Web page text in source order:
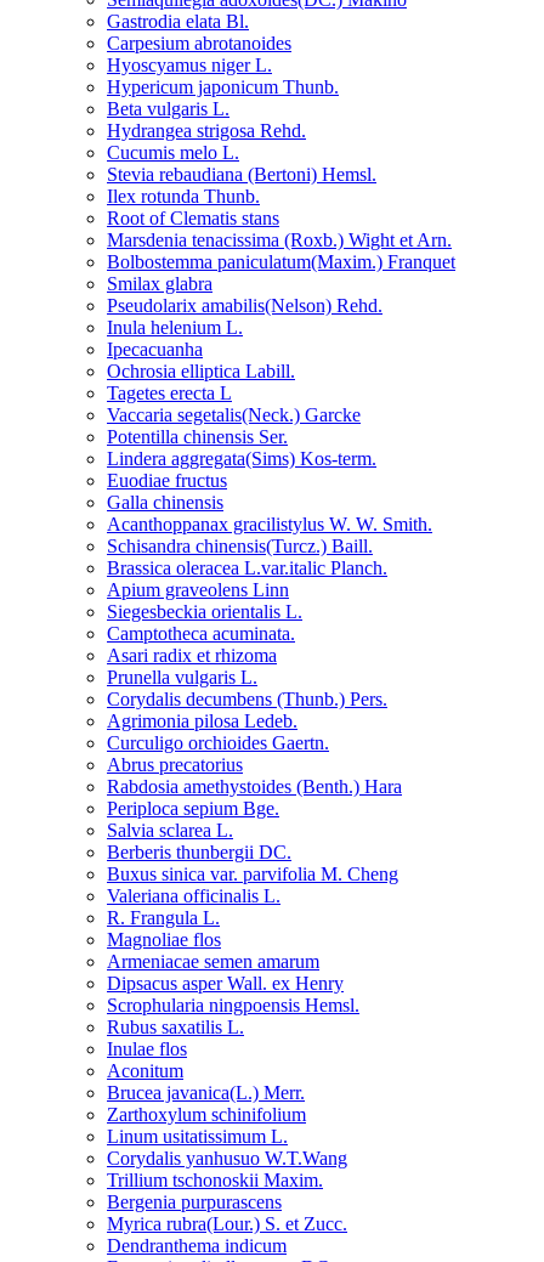
Gastrodia elata Bl.
Carpesium abrotanoides
Hyoscyamus niger L.
Hypericum japonicum Thunb.
Beta vulgaris L.
Hydrangea strigosa Rehd.
Cucumis melo L.
Stevia rebaudiana (Bertoni) Hemsl.
Ilex rotunda Thunb.
Root of Clematis stans
Marsdenia tenacissima (Roxb.) Wight et Arn.
Bolbostemma paniculatum(Maxim.) Franquet
Smilax glabra
Pseudolarix amabilis(Nelson) Rehd.
Inula helenium L.
Ipecacuanha
Ochrosia elliptica Labill.
Tagetes erecta L
Vaccaria segetalis(Neck.) Garcke
Potentilla chinensis Ser.
Lindera aggregata(Sims) Kos-term.
Euodiae fructus
Galla chinensis
Acanthoppanax gracilistylus W. W. Smith.
Schisandra chinensis(Turcz.) Baill.
Brassica oleracea L.var.italic Planch.
Apium graveolens Linn
Siegesbeckia orientalis L.
Camptotheca acuminata.
Asari radix et rhizoma
Prunella vulgaris L.
Corydalis decumbens (Thunb.) Pers.
Agrimonia pilosa Ledeb.
Curculigo orchioides Gaertn.
Abrus precatorius
Rabdosia amethystoides (Benth.) Hara
Periploca sepium Bge.
Salvia sclarea L.
Berberis thunbergii DC.
Buxus sinica var. parvifolia M. Cheng
Valeriana officinalis L.
R. Frangula L.
Magnoliae flos
Armeniacae semen amarum
Dipsacus asper Wall. ex Henry
Scrophularia ningpoensis Hemsl.
Rubus saxatilis L.
Inulae flos
Aconitum
Brucea javanica(L.) Merr.
Zarthoxylum schinifolium
Linum usitatissimum L.
Corydalis yanhusuo W.T.Wang
Trillium tschonoskii Maxim.
Bergenia purpurascens
Myrica rubra(Lour.) S. et Zucc.
Dendranthema indicum